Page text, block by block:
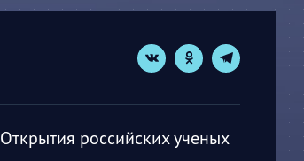
Открытия российских ученых